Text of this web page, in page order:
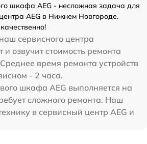
шкафа AEG - несложная задача для
AEG в Нижнем Новгороде.
сервисного центра
и озвучит стоимость ремонта
время ремонта устройств
- 2 часа.
шкафа AEG выполняется на
сложного ремонта. Наш
в сервисный центр AEG и